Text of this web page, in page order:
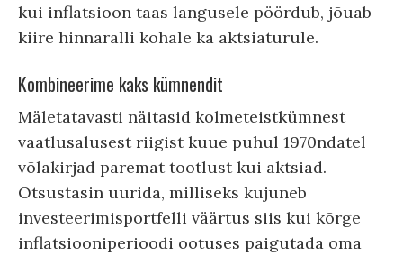
kui inflatsioon taas langusele pöördub, jõuab
kiire hinnaralli kohale ka aktsiaturule.
Kombineerime kaks kümnendit
Mäletatavasti näitasid kolmeteistkümnest
vaatlusalusest riigist kuue puhul 1970ndatel
võlakirjad paremat tootlust kui aktsiad.
Otsustasin uurida, milliseks kujuneb
investeerimisportfelli väärtus siis kui kõrge
inflatsiooniperioodi ootuses paigutada oma